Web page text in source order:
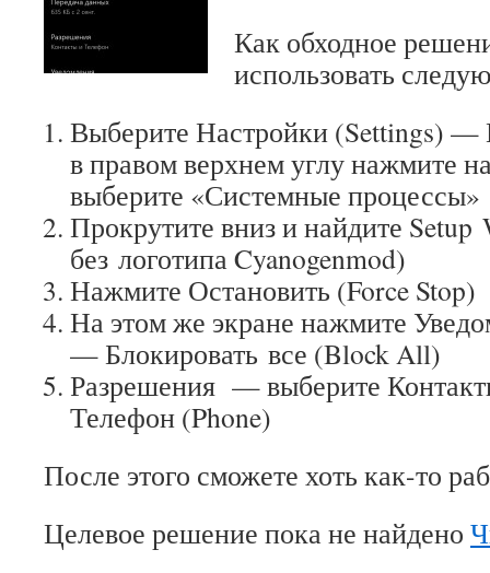
Как обходное
использовать
Выберите Настройки (Settings)
в правом верхнем углу нажмите
выберите «Системные процессы»
Прокрутите вниз и найдите Setup
без логотипа Cyanogenmod)
Нажмите Остановить (Force Stop)
На этом же экране нажмите
— Блокировать все (Block All)
Разрешения — выберите
Телефон (Phone)
После этого сможете хоть как-то
Целевое решение пока не найдено